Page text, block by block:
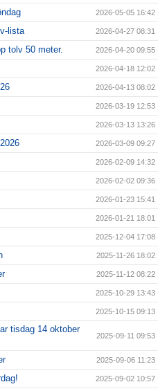
2026-05-05 16:42
lista 2026-04-27 08:31
tolv 50 meter. 2026-04-20 09:55
2026-04-18 12:02
2026-04-13 08:02
2026-03-19 12:53
2026-03-13 13:26
2026-03-09 09:27
2026-02-09 14:32
2026-02-02 09:36
2026-01-23 15:41
2026-01-21 18:01
2025-12-04 17:08
2025-11-26 18:02
2025-11-12 08:22
2025-10-29 13:43
2025-10-15 09:13
tisdag 14 oktober
2025-09-11 09:53
2025-09-06 11:23
2025-09-02 10:57